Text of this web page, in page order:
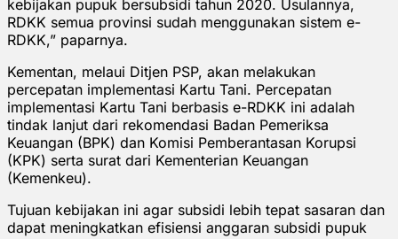
kebijakan pupuk bersubsidi tahun 2020. Usulannya,
RDKK semua provinsi sudah menggunakan sistem e-
RDKK,” paparnya.
Kementan, melaui Ditjen PSP, akan melakukan
percepatan implementasi Kartu Tani. Percepatan
implementasi Kartu Tani berbasis e-RDKK ini adalah
tindak lanjut dari rekomendasi Badan Pemeriksa
Keuangan (BPK) dan Komisi Pemberantasan Korupsi
(KPK) serta surat dari Kementerian Keuangan
(Kemenkeu).
Tujuan kebijakan ini agar subsidi lebih tepat sasaran dan
dapat meningkatkan efisiensi anggaran subsidi pupuk